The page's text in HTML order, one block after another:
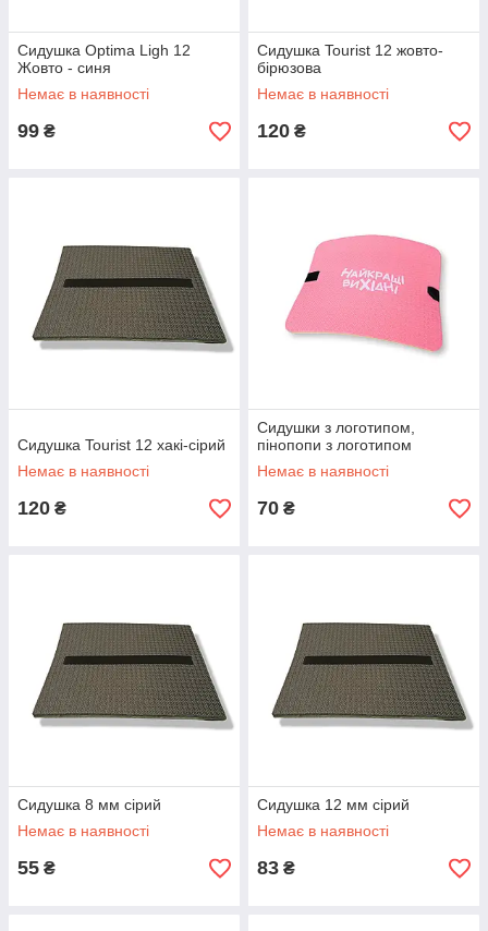
Сидушка Optima Ligh 12
Жовто - синя
Немає в наявності
99 ₴
Сидушка Tourist 12 жовто-
бірюзова
Немає в наявності
120 ₴
Сидушка Tourist 12 хакі-сірий
Немає в наявності
120 ₴
Сидушки з логотипом,
пінопопи з логотипом
Немає в наявності
70 ₴
Сидушка 8 мм сірий
Немає в наявності
55 ₴
Сидушка 12 мм сірий
Немає в наявності
83 ₴